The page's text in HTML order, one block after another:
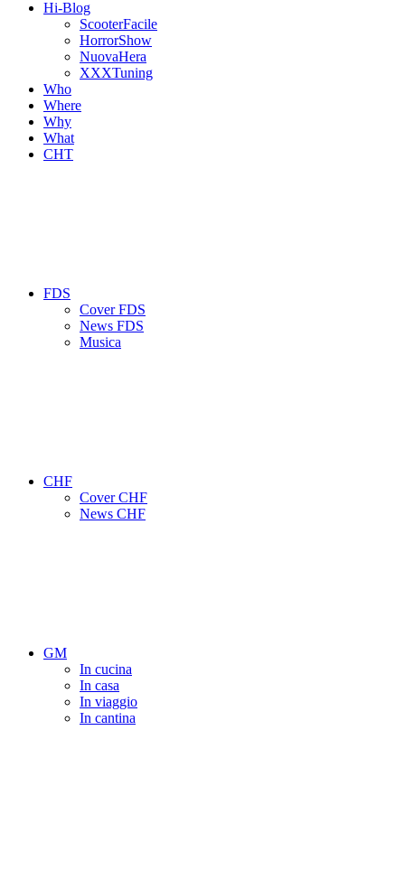
Hi-Blog
ScooterFacile
HorrorShow
NuovaHera
XXXTuning
Who
Where
Why
What
CHT
FDS
Cover FDS
News FDS
Musica
CHF
Cover CHF
News CHF
GM
In cucina
In casa
In viaggio
In cantina